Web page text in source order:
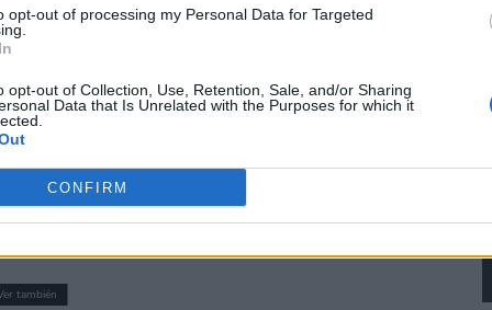
opt-out of processing my Personal Data for Targeted
opt-out of Collection, Use, Retention, Sale, and/or Sharing
Data that Is Unrelated with the Purposes for which it
CONFIRM
en redes sociales, la cuenta oficial aprovechó la
está de oferta en Japón y en Steam (7,99 euros)
occidentales, pero suele ocurrir varias veces al
facilidad. ¡Estad al loro para aprovechar esa ganga!
también